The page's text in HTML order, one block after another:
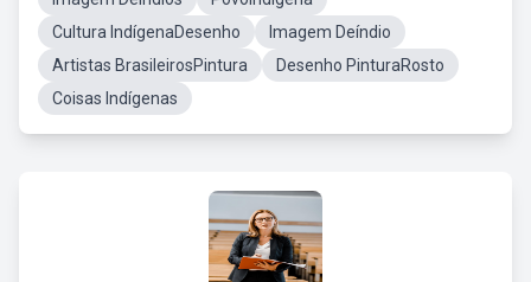
Cultura IndígenaDesenho
Imagem Deíndio
Artistas BrasileirosPintura
Desenho PinturaRosto
Coisas Indígenas